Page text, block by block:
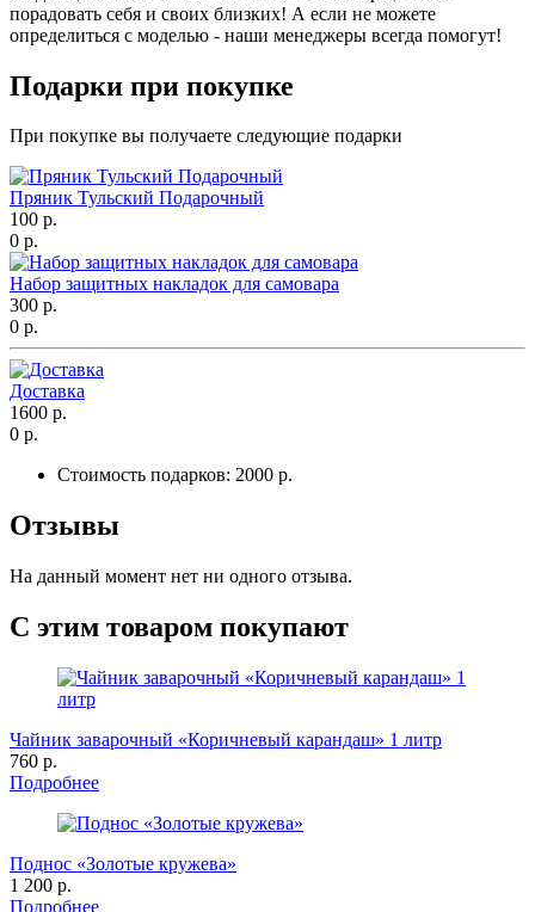
порадовать себя и своих близких! А если не можете
определиться с моделью - наши менеджеры всегда помогут!
Подарки при покупке
При покупке вы получаете следующие подарки
Пряник Тульский Подарочный
100 р.
0 р.
Набор защитных накладок для самовара
300 р.
0 р.
Доставка
1600 р.
0 р.
Стоимость подарков: 2000 р.
Отзывы
На данный момент нет ни одного отзыва.
С этим товаром покупают
Чайник заварочный «Коричневый карандаш» 1 литр
760 р.
Подробнее
Поднос «Золотые кружева»
1 200 р.
Подробнее